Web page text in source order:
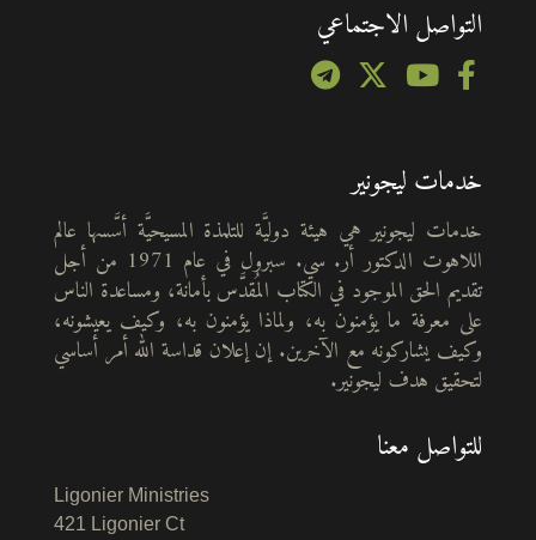
التواصل الاجتماعي
خدمات ليجونير
خدمات ليجونير هي هيئة دوليَّة للتلمذة المسيحيَّة أسَّسها عالم
اللاهوت الدكتور أر. سي. سبرول في عام 1971 من أجل
تقديم الحق الموجود في الكتاب المُقدَّس بأمانة، ومساعدة الناس
على معرفة ما يؤمنون به، ولماذا يؤمنون به، وكيف يعيشونه،
وكيف يشاركونه مع الآخرين. إن إعلان قداسة الله أمر أساسي
لتحقيق هدف ليجونير.
للتواصل معنا
Ligonier Ministries
421 Ligonier Ct